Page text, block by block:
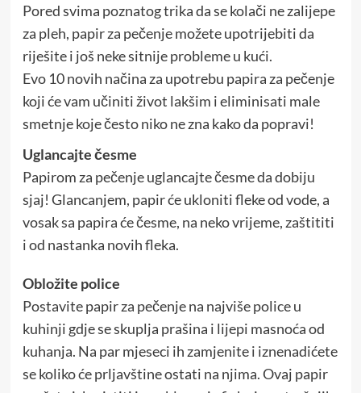
Pored svima poznatog trika da se kolači ne zalijepe
za pleh, papir za pečenje možete upotrijebiti da
riješite i još neke sitnije probleme u kući.
Evo 10 novih načina za upotrebu papira za pečenje
koji će vam učiniti život lakšim i eliminisati male
smetnje koje često niko ne zna kako da popravi!
Uglancajte česme
Papirom za pečenje uglancajte česme da dobiju
sjaj! Glancanjem, papir će ukloniti fleke od vode, a
vosak sa papira će česme, na neko vrijeme, zaštititi
i od nastanka novih fleka.
Obložite police
Postavite papir za pečenje na najviše police u
kuhinji gdje se skuplja prašina i lijepi masnoća od
kuhanja. Na par mjeseci ih zamjenite i iznenadićete
se koliko će prljavštine ostati na njima. Ovaj papir